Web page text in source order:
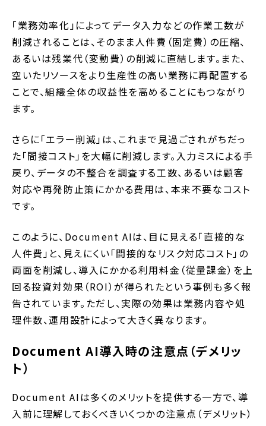
「業務効率化」によってデータ入力などの作業工数が
削減されることは、そのまま人件費（固定費）の圧縮、
あるいは残業代（変動費）の削減に直結します。また、
空いたリソースをより生産性の高い業務に再配置する
ことで、組織全体の収益性を高めることにもつながり
ます。
さらに「エラー削減」は、これまで見過ごされがちだっ
た「間接コスト」を大幅に削減します。入力ミスによる手
戻り、データの不整合を調査する工数、あるいは顧客
対応や再発防止策にかかる費用は、本来不要なコスト
です。
このように、Document AIは、目に見える「直接的な
人件費」と、見えにくい「間接的なリスク対応コスト」の
両面を削減し、導入にかかる利用料金（従量課金）を上
回る投資対効果（ROI）が得られたという事例も多く報
告されています。ただし、実際の効果は業務内容や処
理件数、運用設計によって大きく異なります。
Document AI導入時の注意点（デメリッ
ト）
Document AIは多くのメリットを提供する一方で、導
入前に理解しておくべきいくつかの注意点（デメリット）